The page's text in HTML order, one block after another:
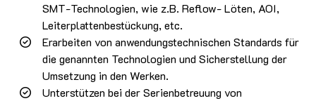
SMT-Technologien, wie z.B. Reflow- Löten, AOI,
Leiterplattenbestückung, etc.
Erarbeiten von anwendungstechnischen Standards für
die genannten Technologien und Sicherstellung der
Umsetzung in den Werken.
Unterstützen bei der Serienbetreuung von